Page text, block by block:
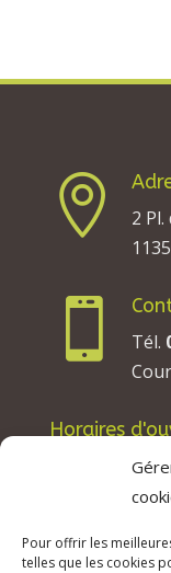
Pour offrir les
telles que les cookies

2

Tél.
Horaires
Les lundis,
13h30 à 17h30.
Les vendredis